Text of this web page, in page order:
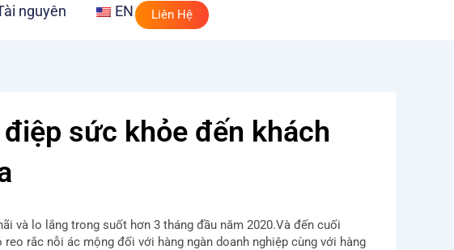
nguyên EN Liên Hệ
sức khỏe đến khách
và lo lắng trong suốt hơn 3 tháng đầu năm 2020.Và đến cuối
rắc nỗi ác mộng đối với hàng ngàn doanh nghiệp cùng với hàng